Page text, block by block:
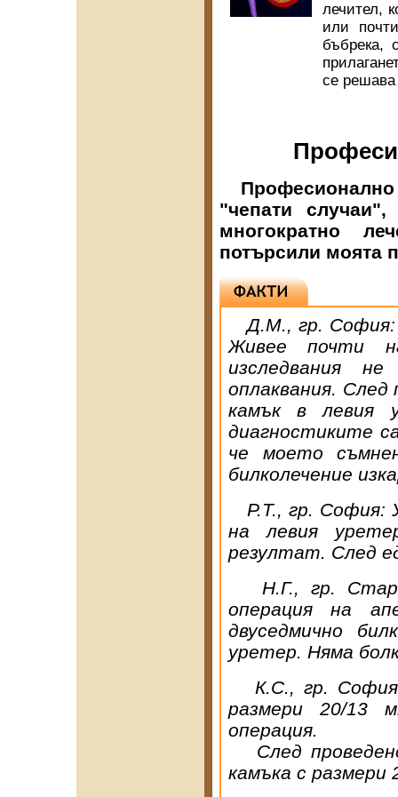
лечител,
или
бъбрека,
се решава
Професионално
"чепати
многократно
потърсили моята
Д.М., гр. София:
Живее почти
изследвания
оплаквания. След
камък в левия
диагностиките
че моето
билколечение
Р.Т., гр. София:
на левия
резултат. След
Н.Г., гр. Стара
операция на
двуседмично
уретер. Няма
К.С., гр. София:
размери 20/13
операция.
След
камъка с